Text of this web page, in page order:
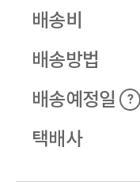
배송비
배송방법
배송예정일
?
택배사